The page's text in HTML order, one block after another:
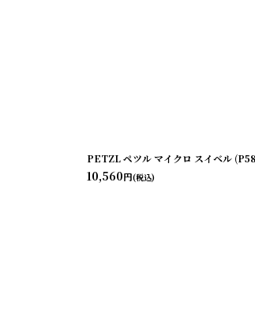
PETZL ペツル マイクロ スイベル
10,560円(税込)